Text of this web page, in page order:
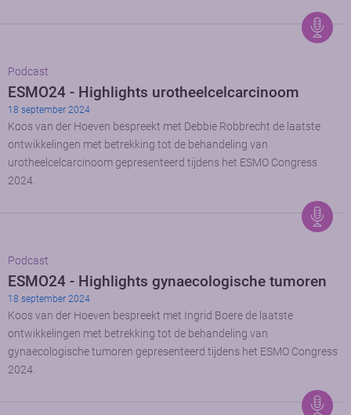
Podcast
ESMO24 - Highlights urotheelcelcarcinoom
18 september 2024
Koos van der Hoeven bespreekt met Debbie Robbrecht de laatste
ontwikkelingen met betrekking tot de behandeling van
urotheelcelcarcinoom gepresenteerd tijdens het ESMO Congress
2024.
Podcast
ESMO24 - Highlights gynaecologische tumoren
18 september 2024
Koos van der Hoeven bespreekt met Ingrid Boere de laatste
ontwikkelingen met betrekking tot de behandeling van
gynaecologische tumoren gepresenteerd tijdens het ESMO Congress
2024.